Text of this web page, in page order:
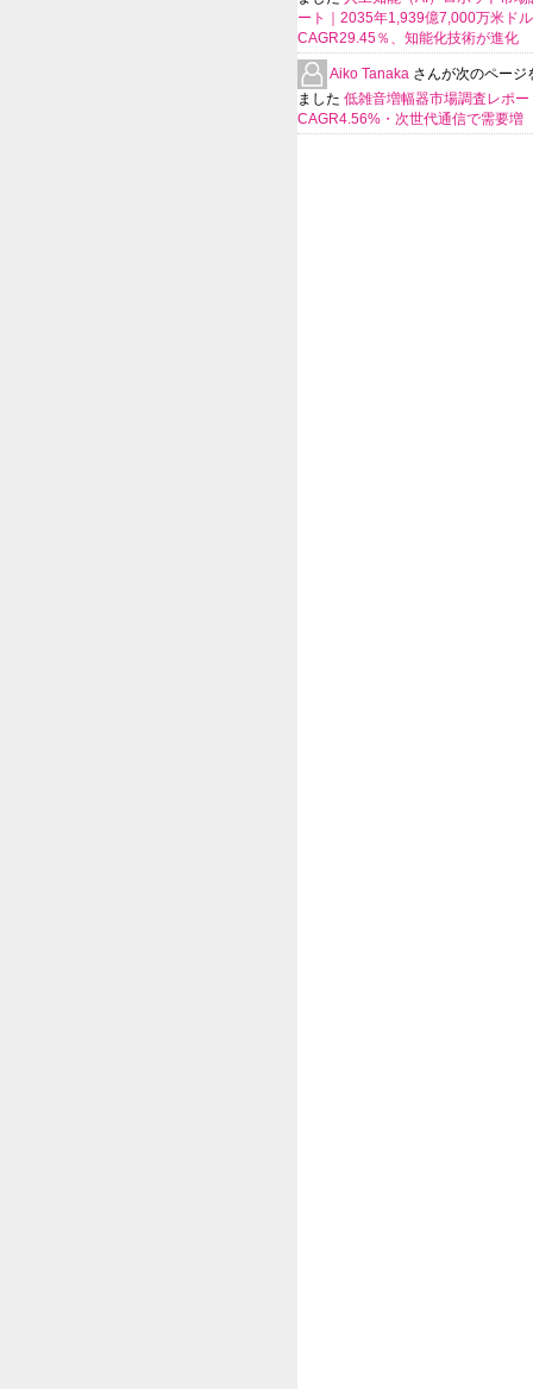
ート｜2035年1,939億7,000万米ド
CAGR29.45％、知能化技術が進化
Aiko Tanaka さんが次のページ
ました 低雑音増幅器市場調査レポー
CAGR4.56%・次世代通信で需要増